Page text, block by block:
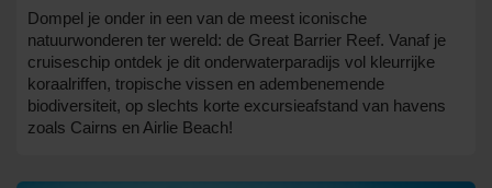
Dompel je onder in een van de meest iconische
natuurwonderen ter wereld: de Great Barrier Reef. Vanaf je
cruiseschip ontdek je dit onderwaterparadijs vol kleurrijke
koraalriffen, tropische vissen en adembenemende
biodiversiteit, op slechts korte excursieafstand van havens
zoals Cairns en Airlie Beach!